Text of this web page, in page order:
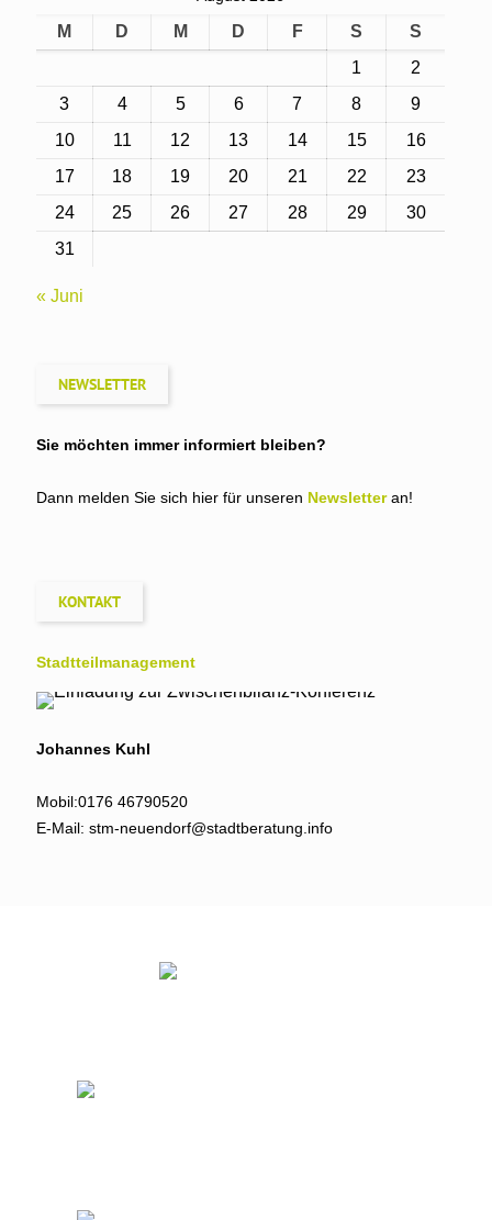
M D M D F S
S
1
2
3
4 5 6 7 8
9
10
11 12 13 14 15
16
17
18 19 20 21 22
23
24
25 26 27 28 29
30
31
« Juni
NEWSLETTER
Sie möchten immer informiert bleiben?
Dann melden Sie sich hier für unseren Newsletteran!
KONTAKT
Stadtteil­management
Johannes Kuhl
Mobil:0176 46790520
E-Mail: stm-neuendorf@stadtberatung.info